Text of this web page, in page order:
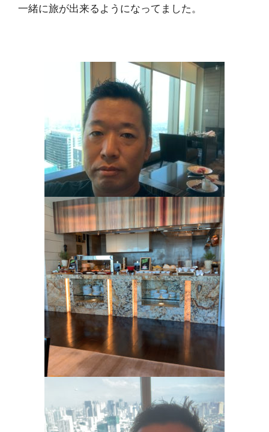
一緒に旅が出来るようになってました。